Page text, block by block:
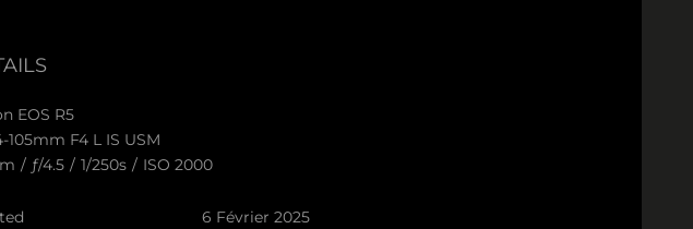
EOS R5
105mm F4 L IS USM
/ ƒ/4.5 / 1/250s / ISO 2000
6 Février 2025